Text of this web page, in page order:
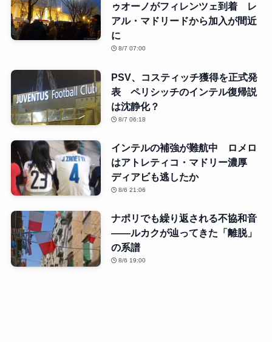
ゥオーノがフィレンツェ到着 レ
アル・マドリードから加入が間近
に
8/7 07:00
PSV、コスティッチ獲得を正式発
表 ペリシッチのインテル復帰説
は沈静化？
8/7 06:18
インテルの補強が難航中 ロメロ
はアトレティコ・マドリー濃厚
ディアビも逃したか
8/6 21:06
ナポリでも繰り返される不協和音
――ルカクが辿ってきた「離脱」
の系譜
8/6 19:00